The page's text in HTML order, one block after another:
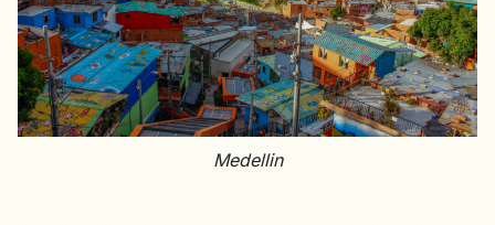
Medellin